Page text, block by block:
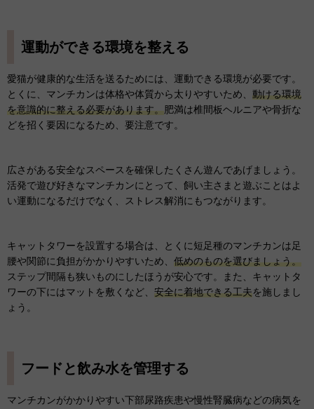
運動ができる環境を整える
愛猫が健康的な生活を送るためには、運動できる環境が必要です。
とくに、マンチカンは体格や体質から太りやすいため、 動ける環境
を意識的に整える必要があります。肥満は椎間板ヘルニアや骨折な
どを招く要因になるため、要注意です。
広さがある安全なスペースを確保したくさん遊んであげましょう。
活発で遊び好きなマンチカンにとって、飼い主さまと遊ぶことはよ
い運動になるだけでなく、ストレス解消にもつながります。
キャットタワーを設置する場合は、とくに短足種のマンチカンは足
腰や関節に負担がかかりやすいため、 低めのものを選びましょう。
ステップ間隔も狭いものにしたほうが安心です。また、キャットタ
ワーの下にはマットを敷くなど、 安全に着地できる工夫を施しまし
ょう。
フードと飲み水を管理する
マンチカンがかかりやすい下部尿路疾患や慢性腎臓病などの病気を